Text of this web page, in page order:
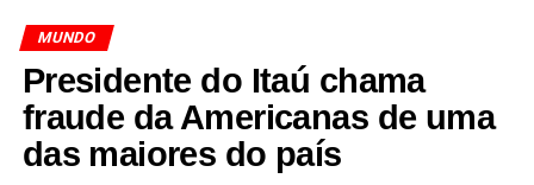
de um dos parques mais visitados da região de Orlando,
destino conhecido por receber turistas de diferentes
partes do mundo, incluindo um grande número de
brasileiros.
MUNDO
Presidente do Itaú chama
fraude da Americanas de uma
das maiores do país